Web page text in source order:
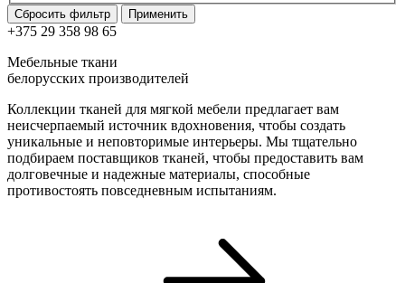
Сбросить фильтр Применить
+375 29 358 98 65
Мебельные ткани
белорусских производителей
Коллекции тканей для мягкой мебели предлагает вам
неисчерпаемый источник вдохновения, чтобы создать
уникальные и неповторимые интерьеры. Мы тщательно
подбираем поставщиков тканей, чтобы предоставить вам
долговечные и надежные материалы, способные
противостоять повседневным испытаниям.